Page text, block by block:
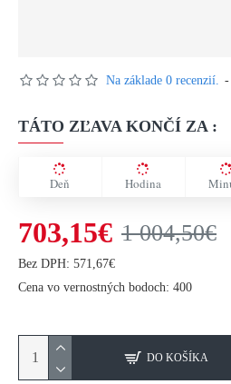
Na základe 0 recenzií. -
TÁTO ZĽAVA KONČÍ ZA :
Deň Hodina
703,15€ 1 004,50€
Bez DPH: 571,67€
Cena vo vernostných bodoch: 400
DO KOŠÍKA